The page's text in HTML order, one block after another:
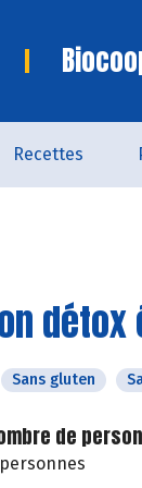
Recettes
détox
Sans gluten
de